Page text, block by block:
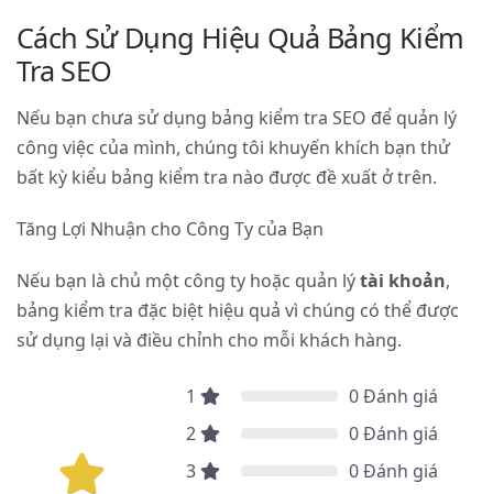
Cách Sử Dụng Hiệu Quả Bảng Kiểm
Tra SEO
Nếu bạn chưa sử dụng bảng kiểm tra SEO để quản lý
công việc của mình, chúng tôi khuyến khích bạn thử
bất kỳ kiểu bảng kiểm tra nào được đề xuất ở trên.
Tăng Lợi Nhuận cho Công Ty của Bạn
Nếu bạn là chủ một công ty hoặc quản lýtài khoản,
bảng kiểm tra đặc biệt hiệu quả vì chúng có thể được
sử dụng lại và điều chỉnh cho mỗi khách hàng.
1 0Đánh giá
2
0Đánh giá
3
0Đánh giá